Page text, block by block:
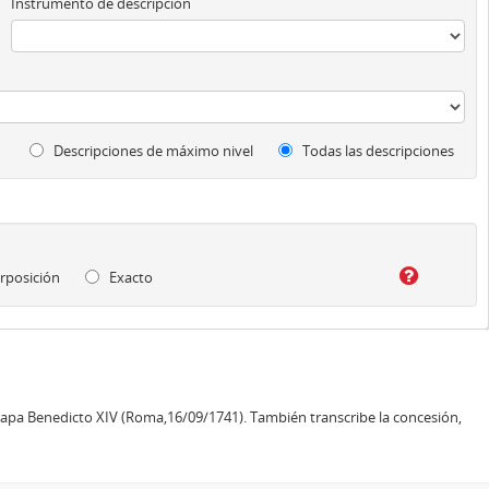
Descripciones de máximo nivel Todas las descripciones
Exacto
Benedicto XIV (Roma,16/09/1741). También transcribe la concesión,